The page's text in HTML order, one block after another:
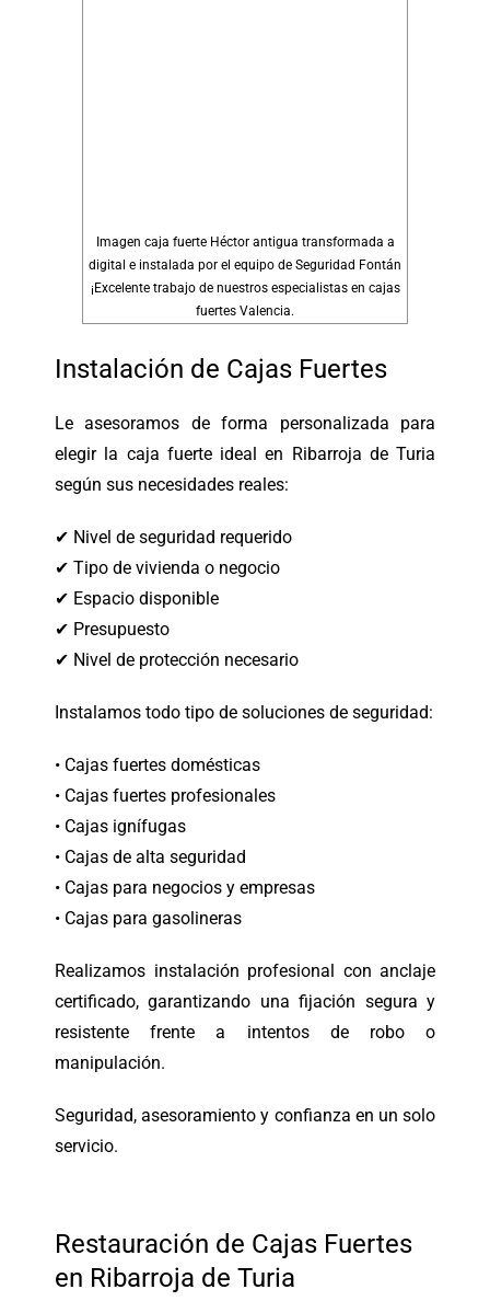
Imagen caja fuerte Héctor antigua transformada a
digital e instalada por el equipo de Seguridad Fontán
¡Excelente trabajo de nuestros especialistas en cajas
fuertes Valencia.
Instalación de Cajas Fuertes
Le asesoramos de forma personalizada para
elegir la caja fuerte ideal en Ribarroja de Turia
según sus necesidades reales:
✔ Nivel de seguridad requerido
✔ Tipo de vivienda o negocio
✔ Espacio disponible
✔ Presupuesto
✔ Nivel de protección necesario
Instalamos todo tipo de soluciones de seguridad:
• Cajas fuertes domésticas
• Cajas fuertes profesionales
• Cajas ignífugas
• Cajas de alta seguridad
• Cajas para negocios y empresas
• Cajas para gasolineras
Realizamos instalación profesional con anclaje
certificado, garantizando una fijación segura y
resistente frente a intentos de robo o
manipulación.
Seguridad, asesoramiento y confianza en un solo
servicio.
Restauración de Cajas Fuertes
en Ribarroja de Turia